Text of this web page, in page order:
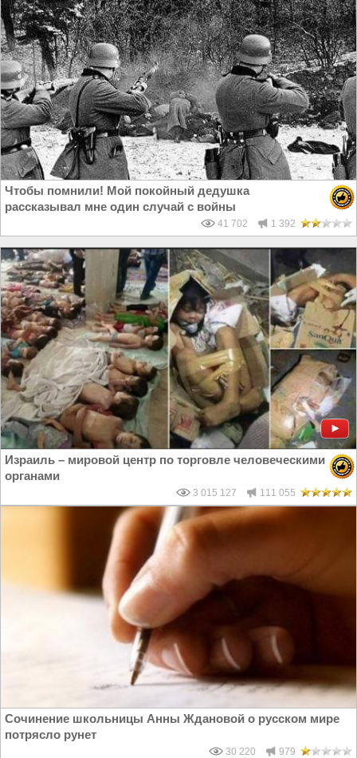
Чтобы помнили! Мой покойный дедушка
рассказывал мне один случай с войны
41 702 1 392
Израиль – мировой центр по торговле человеческими
органами
3 015 127 111 055
Сочинение школьницы Анны Ждановой о русском мире
потрясло рунет
30 220 979